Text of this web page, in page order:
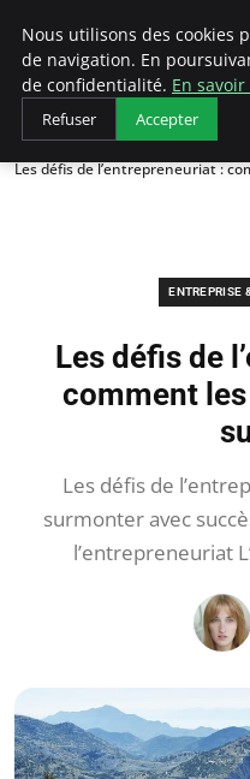
LECFCM
Accueil
Entreprise &
Les défis de l’entrepreneuriat :
ENTREPRISE
Les défis de
comment
Les défis de
surmonter avec
l’entrepreneuriat
Nous utilisons des cookies
de navigation. En
de confidentialité. En
Refuser Accepter